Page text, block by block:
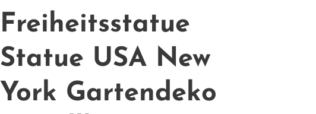
Freiheitsstatue
Statue USA New
York Gartendeko